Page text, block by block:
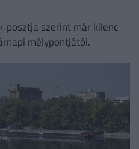
szerint már kilenc
mélypontjától.